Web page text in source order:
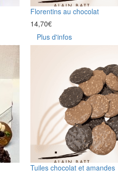
Florentins au chocolat
14,70€
Plus d'infos
Tuiles chocolat et amandes